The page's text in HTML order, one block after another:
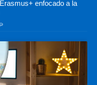
enfocado a la